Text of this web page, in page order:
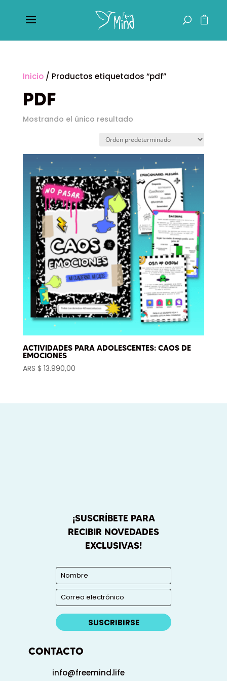
Inicio/ Productos etiquetados “pdf”
PDF
Mostrando el único resultado
ACTIVIDADES PARA ADOLESCENTES: CAOS DE
EMOCIONES
ARS $ 13.990,00
¡SUSCRÍBETE PARA
RECIBIR NOVEDADES
EXCLUSIVAS!
SUSCRIBIRSE
CONTACTO
info@freemind.life